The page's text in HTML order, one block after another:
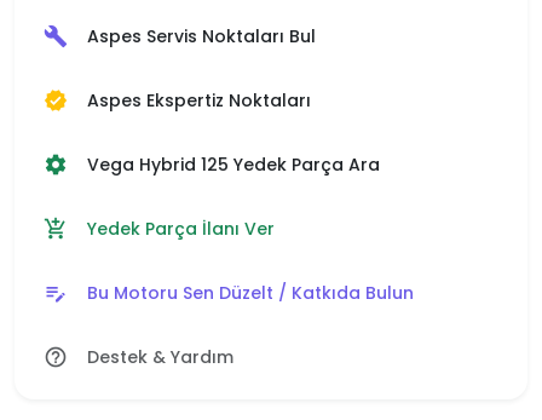
build Aspes Servis Noktaları Bul
verified Aspes Ekspertiz Noktaları
settings Vega Hybrid 125 Yedek Parça Ara
add_shopping_cart Yedek Parça İlanı Ver
edit_note Bu Motoru Sen Düzelt / Katkıda Bulun
help_outline Destek & Yardım